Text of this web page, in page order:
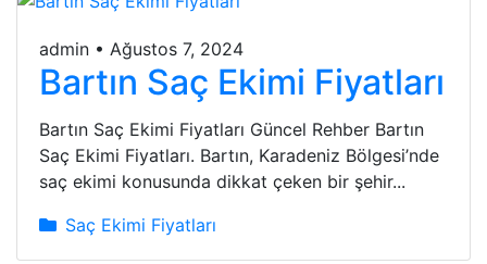
admin • Ağustos 7, 2024
Bartın Saç Ekimi Fiyatları
Bartın Saç Ekimi Fiyatları Güncel Rehber Bartın
Saç Ekimi Fiyatları. Bartın, Karadeniz Bölgesi’nde
saç ekimi konusunda dikkat çeken bir şehir...
Saç Ekimi Fiyatları